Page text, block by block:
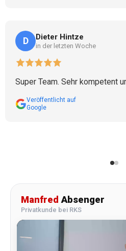
D Dieter Hintze
in der letzten Woche
Super Team. Sehr kompetent
Veröffentlicht auf
Google
Manfred Absenger
Privatkunde bei RKS